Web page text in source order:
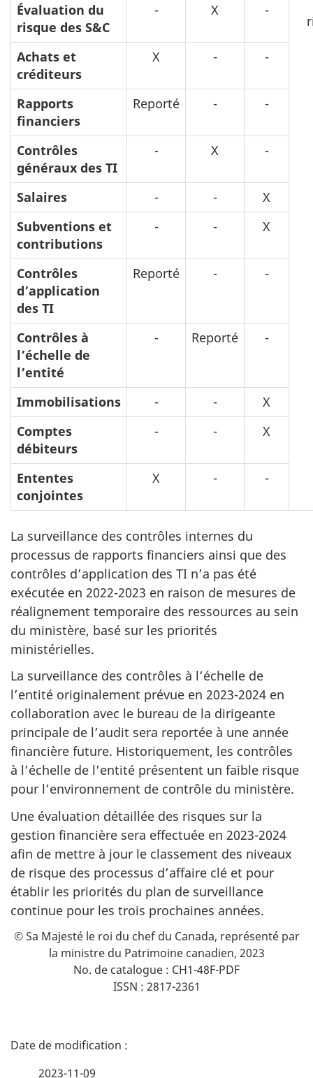
Évaluation du
risque des S&C
- X -
Achats et
créditeurs
X - -
Rapports
financiers
Reporté - -
Contrôles
généraux des TI
- X -
Salaires - -
X
Subventions et
contributions
- - X
Contrôles
d’application
des TI
Reporté - -
Contrôles à
l’échelle de
l’entité
- Reporté -
Immobilisations - -
X
Comptes
débiteurs
- - X
Ententes
conjointes
X - -
La surveillance des contrôles internes du
processus de rapports financiers ainsi que des
contrôles d’application des TI n’a pas été
exécutée en 2022-2023 en raison de mesures de
réalignement temporaire des ressources au sein
du ministère, basé sur les priorités
ministérielles.
La surveillance des contrôles à l’échelle de
l’entité originalement prévue en 2023-2024 en
collaboration avec le bureau de la dirigeante
principale de l’audit sera reportée à une année
financière future. Historiquement, les contrôles
à l’échelle de l’entité présentent un faible risque
pour l’environnement de contrôle du ministère.
Une évaluation détaillée des risques sur la
gestion financière sera effectuée en 2023-2024
afin de mettre à jour le classement des niveaux
de risque des processus d’affaire clé et pour
établir les priorités du plan de surveillance
continue pour les trois prochaines années.
© Sa Majesté le roi du chef du Canada, représenté par
la ministre du Patrimoine canadien, 2023
No. de catalogue : CH1-48F-PDF
ISSN : 2817-2361
D
2023-11-09